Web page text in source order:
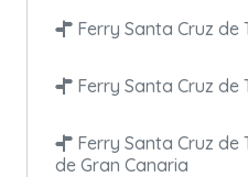
Ferry Santa Cruz de
Ferry Santa Cruz de
Ferry Santa Cruz de
de Gran Canaria